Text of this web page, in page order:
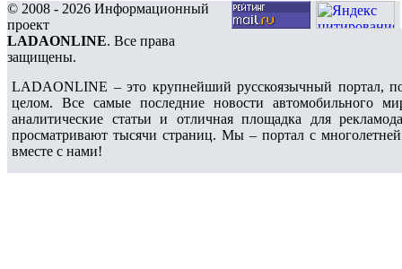
© 2008 - 2026 Информационный
проект
LADAONLINE. Все права
защищены.
LADAONLINE – это крупнейший русскоязычный портал,
целом. Все самые последние новости автомобильного
аналитические статьи и отличная площадка для
просматривают тысячи страниц. Мы – портал с
вместе с нами!